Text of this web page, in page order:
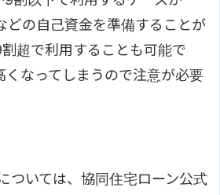
どの自己資金を準備することが
超で利用することも可能で
くなってしまうので注意が必要
ついては、協同住宅ローン公式